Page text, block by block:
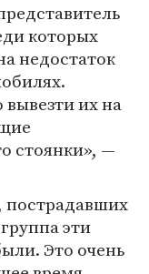
которых
недостаток
их на
стоянки», —
эти
Это очень